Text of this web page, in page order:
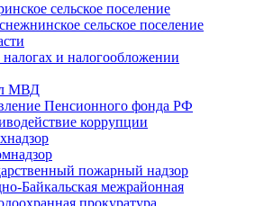
сельское поселение
сельское поселение
налогах и налогообложении
МВД
Пенсионного фонда РФ
коррупции
пожарный надзор
Байкальская межрайонная
прокуратура